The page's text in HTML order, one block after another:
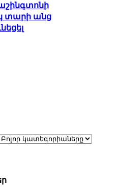
տարի անց